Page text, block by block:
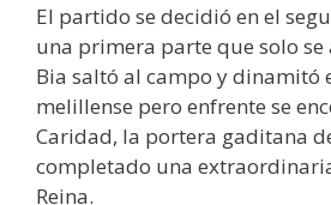
El partido se decidió en el
una primera parte que solo
Bia saltó al campo y dinamitó
melillense pero enfrente se
Caridad, la portera gaditana
completado una
Reina.